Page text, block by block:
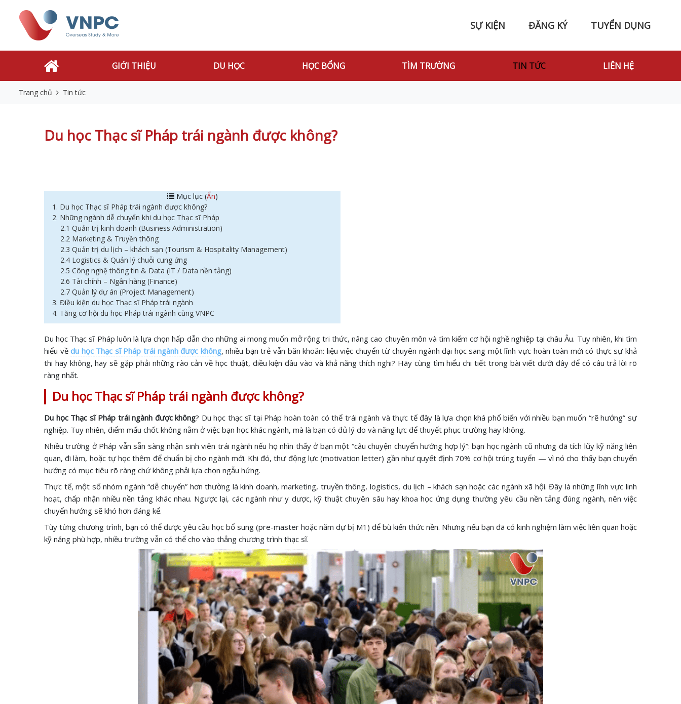
SỰ KIỆN ĐĂNG KÝ TUYỂN DỤNG
GIỚI THIỆU DU HỌC HỌC BỔNG TÌM TRƯỜNG TIN TỨC LIÊN HỆ
Trang chủ Tin tức
Du học Thạc sĩ Pháp trái ngành được không?
Mục lục (Ẩn)
1. Du học Thạc sĩ Pháp trái ngành được không?
2. Những ngành dễ chuyển khi du học Thạc sĩ Pháp
2.1 Quản trị kinh doanh (Business Administration)
2.2 Marketing & Truyền thông
2.3 Quản trị du lịch – khách sạn (Tourism & Hospitality Management)
2.4 Logistics & Quản lý chuỗi cung ứng
2.5 Công nghệ thông tin & Data (IT / Data nền tảng)
2.6 Tài chính – Ngân hàng (Finance)
2.7 Quản lý dự án (Project Management)
3. Điều kiện du học Thạc sĩ Pháp trái ngành
4. Tăng cơ hội du học Pháp trái ngành cùng VNPC
Du học Thạc sĩ Pháp luôn là lựa chọn hấp dẫn cho những ai mong muốn mở rộng tri thức, nâng cao chuyên môn và tìm kiếm cơ hội nghề nghiệp tại châu Âu. Tuy nhiên, khi tìm
hiểu vềdu học Thạc sĩ Pháp trái ngành được không, nhiều bạn trẻ vẫn băn khoăn: liệu việc chuyển từ chuyên ngành đại học sang một lĩnh vực hoàn toàn mới có thực sự khả
thi hay không, hay sẽ gặp phải những rào cản về học thuật, điều kiện đầu vào và khả năng thích nghi? Hãy cùng tìm hiểu chi tiết trong bài viết dưới đây để có câu trả lời rõ
ràng nhất.
Du học Thạc sĩ Pháp trái ngành được không?
Du học Thạc sĩ Pháp trái ngành được không? Du học thạc sĩ tại Pháp hoàn toàn có thể trái ngành và thực tế đây là lựa chọn khá phổ biến với nhiều bạn muốn “rẽ hướng” sự
nghiệp. Tuy nhiên, điểm mấu chốt không nằm ở việc bạn học khác ngành, mà là bạn có đủ lý do và năng lực để thuyết phục trường hay không.
Nhiều trường ở Pháp vẫn sẵn sàng nhận sinh viên trái ngành nếu họ nhìn thấy ở bạn một “câu chuyện chuyển hướng hợp lý”: bạn học ngành cũ nhưng đã tích lũy kỹ năng liên
quan, đi làm, hoặc tự học thêm để chuẩn bị cho ngành mới. Khi đó, thư động lực (motivation letter) gần như quyết định 70% cơ hội trúng tuyển — vì nó cho thấy bạn chuyển
hướng có mục tiêu rõ ràng chứ không phải lựa chọn ngẫu hứng.
Thực tế, một số nhóm ngành “dễ chuyển” hơn thường là kinh doanh, marketing, truyền thông, logistics, du lịch – khách sạn hoặc các ngành xã hội. Đây là những lĩnh vực linh
hoạt, chấp nhận nhiều nền tảng khác nhau. Ngược lại, các ngành như y dược, kỹ thuật chuyên sâu hay khoa học ứng dụng thường yêu cầu nền tảng đúng ngành, nên việc
chuyển hướng sẽ khó hơn đáng kể.
Tùy từng chương trình, bạn có thể được yêu cầu học bổ sung (pre-master hoặc năm dự bị M1) để bù kiến thức nền. Nhưng nếu bạn đã có kinh nghiệm làm việc liên quan hoặc
kỹ năng phù hợp, nhiều trường vẫn có thể cho vào thẳng chương trình thạc sĩ.